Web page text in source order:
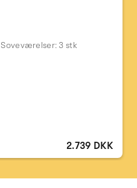
Soveværelser: 3 stk
2.739 DKK